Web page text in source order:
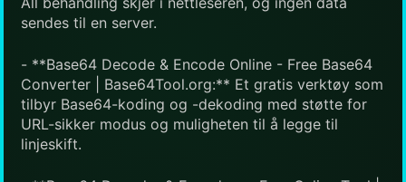
sendes til en server.
- **Base64 Decode & Encode Online - Free Base64
Converter | Base64Tool.org:** Et gratis verktøy som
tilbyr Base64-koding og -dekoding med støtte for
URL-sikker modus og muligheten til å legge til
linjeskift.